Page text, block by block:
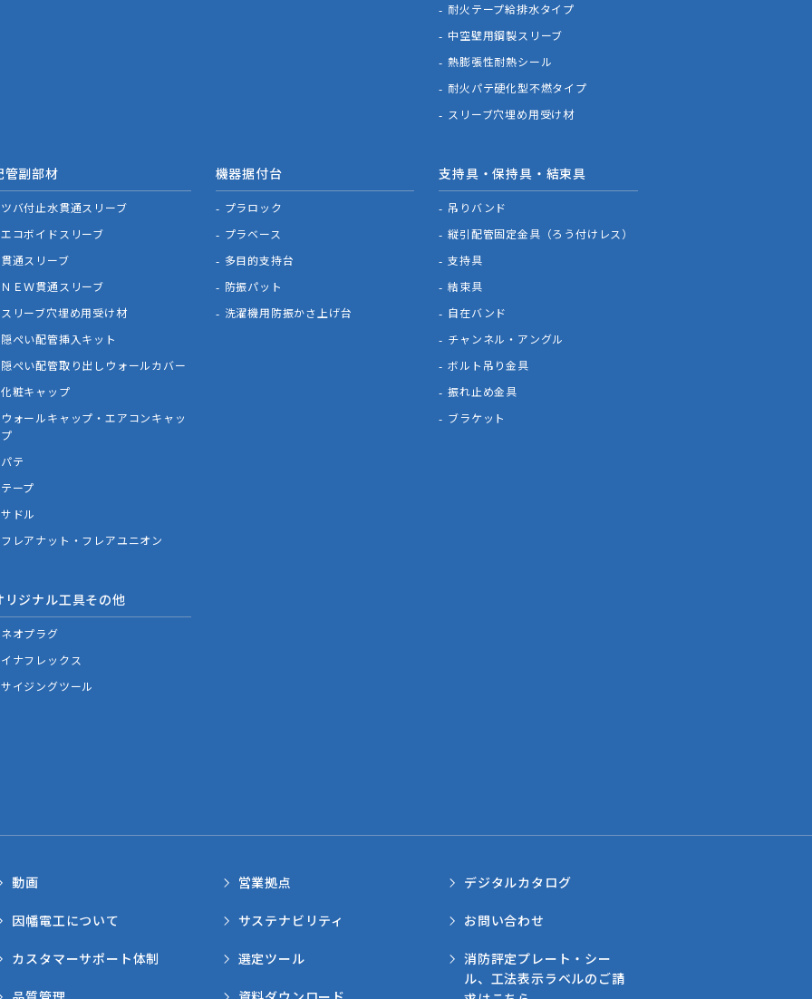
耐火テープ給排水タイプ
中空壁用鋼製スリーブ
熱膨張性耐熱シール
耐火パテ硬化型不燃タイプ
スリーブ穴埋め用受け材
管副部材
ツバ付止水貫通スリーブ
エコボイドスリーブ
貫通スリーブ
ＮＥＷ貫通スリーブ
スリーブ穴埋め用受け材
隠ぺい配管挿入キット
隠ぺい配管取り出しウォールカバー
化粧キャップ
ウォールキャップ・エアコンキャッ
プ
パテ
テープ
サドル
フレアナット・フレアユニオン
機器据付台
プラロック
プラベース
多目的支持台
防振パット
洗濯機用防振かさ上げ台
支持具・保持具・結束具
吊りバンド
縦引配管固定金具（ろう付けレス）
支持具
結束具
自在バンド
チャンネル・アングル
ボルト吊り金具
振れ止め金具
ブラケット
リジナル工具その他
ネオプラグ
イナフレックス
サイジングツール
動画
因幡電工について
カスタマーサポート体制
営業拠点
サステナビリティ
選定ツール
デジタルカタログ
お問い合わせ
消防評定プレート・シー
ル、工法表示ラベルのご請